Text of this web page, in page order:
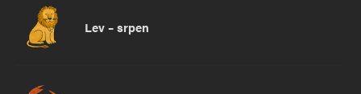
Lev – srpen